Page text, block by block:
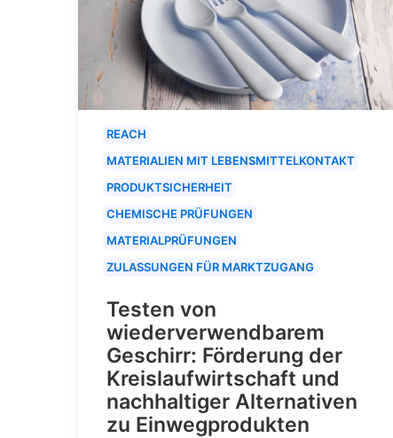
REACH
MATERIALIEN MIT LEBENSMITTELKONTAKT
PRODUKTSICHERHEIT
CHEMISCHE PRÜFUNGEN
MATERIALPRÜFUNGEN
ZULASSUNGEN FÜR MARKTZUGANG
Testen von
wiederverwendbarem
Geschirr: Förderung der
Kreislaufwirtschaft und
nachhaltiger Alternativen
zu Einwegprodukten